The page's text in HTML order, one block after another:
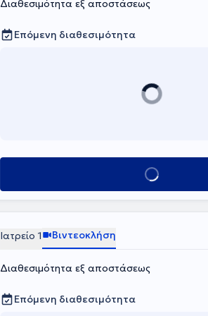
Διαθεσιμότητα εξ αποστάσεως
Επόμενη διαθεσιμότητα
Κλείσε ραντεβού
Ιατρείο 1 Βιντεοκλήση
Διαθεσιμότητα εξ αποστάσεως
Επόμενη διαθεσιμότητα